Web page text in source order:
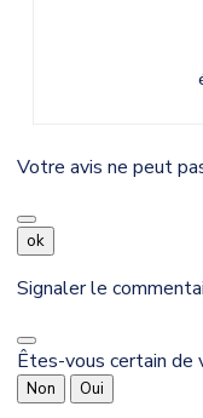
Votre avis ne peut
ok
Signaler le
Êtes-vous certain de
Non Oui